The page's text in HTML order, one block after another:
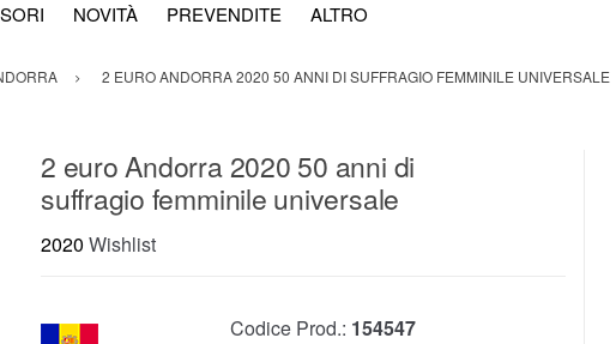
NOVITÀ PREVENDITE ALTRO
2 EURO ANDORRA 2020 50 ANNI DI SUFFRAGIO FEMMINILE UNIVERSALE
2 euro Andorra 2020 50 anni di
suffragio femminile universale
2020 Wishlist
Codice Prod.: 154547